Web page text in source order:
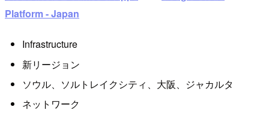
Platform - Japan
Infrastructure
新リージョン
ソウル、ソルトレイクシティ、大阪、ジャカルタ
ネットワーク